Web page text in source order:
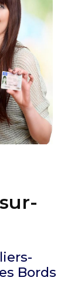
Bords